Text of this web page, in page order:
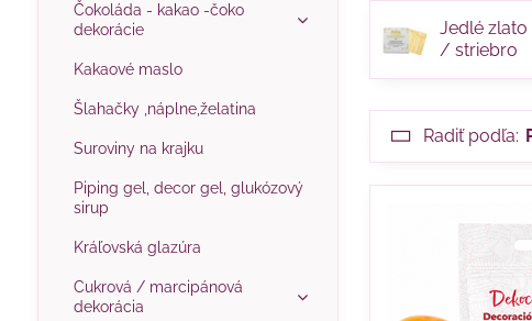
Jedlé zlato
/ striebro
Radiť podľa:
Čokoláda - kakao -čoko
dekorácie
Kakaové maslo
Šlahačky ,náplne,želatina
Suroviny na krajku
Piping gel, decor gel, glukózový
sirup
Kráľovská glazúra
Cukrová / marcipánová
dekorácia